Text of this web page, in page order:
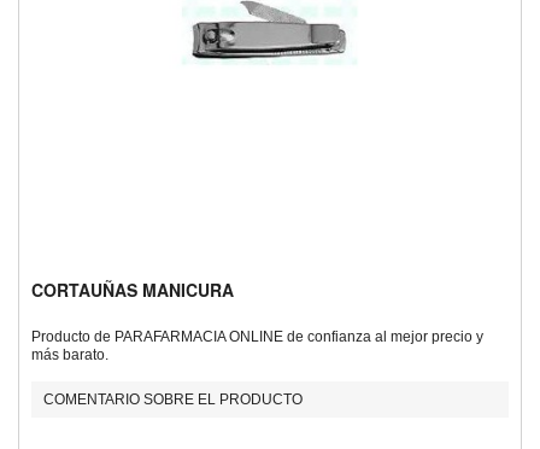
CORTAUÑAS MANICURA
Producto de PARAFARMACIA ONLINE de confianza al mejor precio y
más barato.
COMENTARIO SOBRE EL PRODUCTO